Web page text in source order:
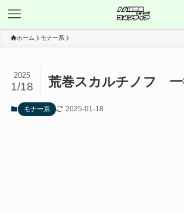
ホーム モナー系
荒巻スカルチノフ
2025
1/18
モナー系 2025-01-18